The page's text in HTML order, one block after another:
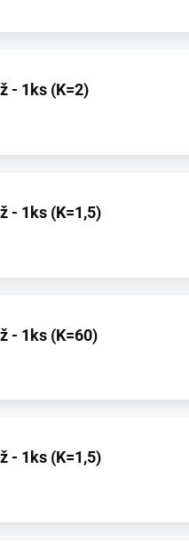
- 1ks (K=2)
- 1ks (K=1,5)
- 1ks (K=60)
- 1ks (K=1,5)